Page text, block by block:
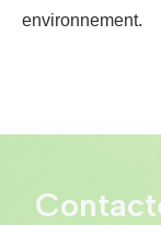
environnement.